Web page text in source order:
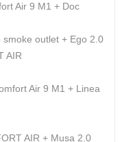
Air 9 M1 + Doc
smoke outlet + Ego 2.0
AIR
Air 9 M1 + Linea
AIR + Musa 2.0